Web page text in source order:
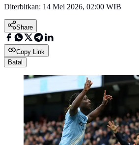
Diterbitkan: 14 Mei 2026, 02:00 WIB
Share
Copy Link
Batal